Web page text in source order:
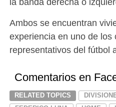
Ambos se encuentran
experiencia en uno de los
representativos del fútbol
Comentarios en
RELATED TOPICS